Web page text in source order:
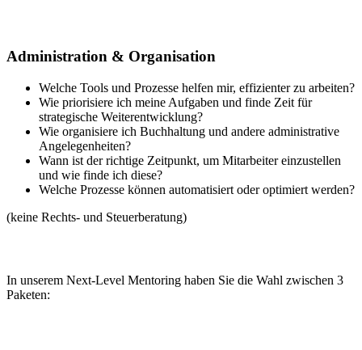
Administration & Organisation
Welche Tools und Prozesse helfen mir, effizienter zu arbeiten?
Wie priorisiere ich meine Aufgaben und finde Zeit für
strategische Weiterentwicklung?
Wie organisiere ich Buchhaltung und andere administrative
Angelegenheiten?
Wann ist der richtige Zeitpunkt, um Mitarbeiter einzustellen
und wie finde ich diese?
Welche Prozesse können automatisiert oder optimiert werden?
(keine Rechts- und Steuerberatung)
In unserem Next-Level Mentoring haben Sie die Wahl zwischen 3
Paketen: